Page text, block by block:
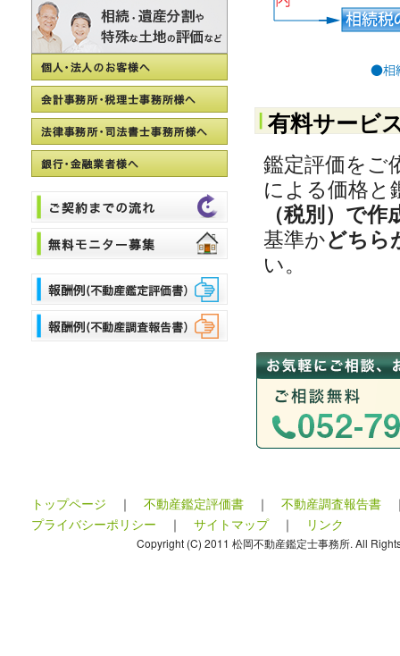
有料サービ
鑑定評価をご
による価格と
（税別）で作
基準かどちら
い。
トップページ ｜ 不動産鑑定評価書 ｜ 不動産調査報告書
プライバシーポリシー ｜ サイトマップ｜ リンク
Copyright (C) 2011 松岡不動産鑑定士事務所. All